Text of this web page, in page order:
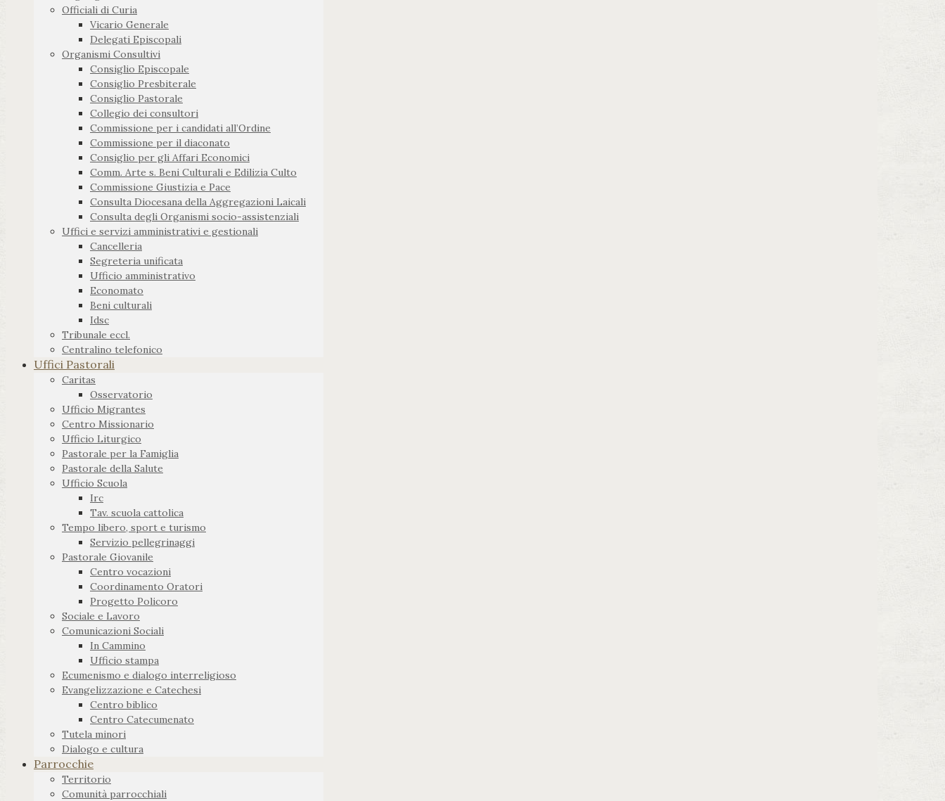
Officiali di Curia
Vicario Generale
Delegati Episcopali
Organismi Consultivi
Consiglio Episcopale
Consiglio Presbiterale
Consiglio Pastorale
Collegio dei consultori
Commissione per i candidati all’Ordine
Commissione per il diaconato
Consiglio per gli Affari Economici
Comm. Arte s. Beni Culturali e Edilizia Culto
Commissione Giustizia e Pace
Consulta Diocesana della Aggregazioni Laicali
Consulta degli Organismi socio-assistenziali
Uffici e servizi amministrativi e gestionali
Cancelleria
Segreteria unificata
Ufficio amministrativo
Economato
Beni culturali
Idsc
Tribunale eccl.
Centralino telefonico
Uffici Pastorali
Caritas
Osservatorio
Ufficio Migrantes
Centro Missionario
Ufficio Liturgico
Pastorale per la Famiglia
Pastorale della Salute
Ufficio Scuola
Irc
Tav. scuola cattolica
Tempo libero, sport e turismo
Servizio pellegrinaggi
Pastorale Giovanile
Centro vocazioni
Coordinamento Oratori
Progetto Policoro
Sociale e Lavoro
Comunicazioni Sociali
In Cammino
Ufficio stampa
Ecumenismo e dialogo interreligioso
Evangelizzazione e Catechesi
Centro biblico
Centro Catecumenato
Tutela minori
Dialogo e cultura
Parrocchie
Territorio
Comunità parrocchiali